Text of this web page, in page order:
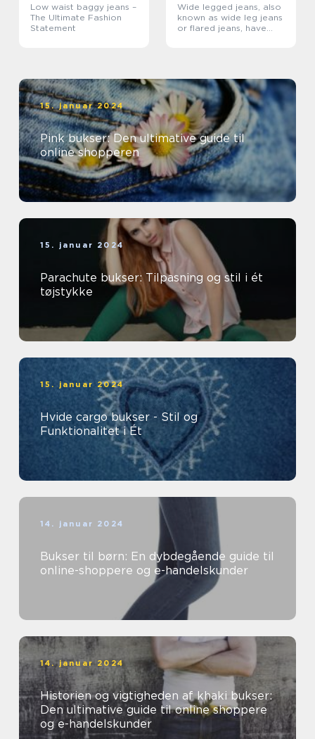
Low waist baggy jeans –
The Ultimate Fashion
Statement
Wide legged jeans, also
known as wide leg jeans
or flared jeans, have
15. januar 2024
Pink bukser: Den ultimative guide til
online shopperen
15. januar 2024
Parachute bukser: Tilpasning og stil i ét
tøjstykke
15. januar 2024
Hvide cargo bukser - Stil og
Funktionalitet i Ét
14. januar 2024
Bukser til børn: En dybdegående guide til
online-shoppere og e-handelskunder
14. januar 2024
Historien og vigtigheden af khaki bukser:
Den ultimative guide til online shoppere
og e-handelskunder